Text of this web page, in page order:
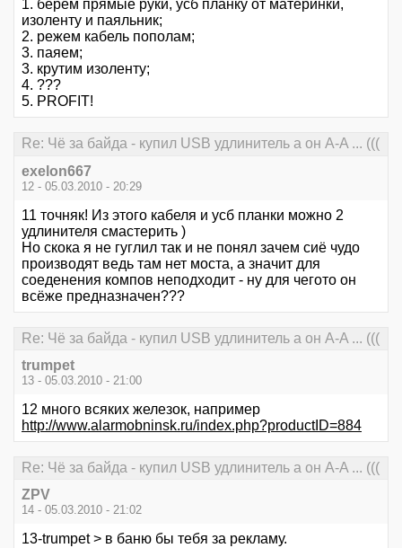
1. берем прямые руки, усб планку от материнки,
изоленту и паяльник;
2. режем кабель пополам;
3. паяем;
3. крутим изоленту;
4. ???
5. PROFIT!
Re: Чё за байда - купил USB удлинитель а он А-A ... (((
exelon667
12 - 05.03.2010 - 20:29
11 точняк! Из этого кабеля и усб планки можно 2
удлинителя смастерить )
Но скока я не гуглил так и не понял зачем сиё чудо
производят ведь там нет моста, а значит для
соеденения компов неподходит - ну для чегото он
всёже предназначен???
Re: Чё за байда - купил USB удлинитель а он А-A ... (((
trumpet
13 - 05.03.2010 - 21:00
12 много всяких железок, например
http://www.alarmobninsk.ru/index.php?productID=884
Re: Чё за байда - купил USB удлинитель а он А-A ... (((
ZPV
14 - 05.03.2010 - 21:02
13-trumpet > в баню бы тебя за рекламу.